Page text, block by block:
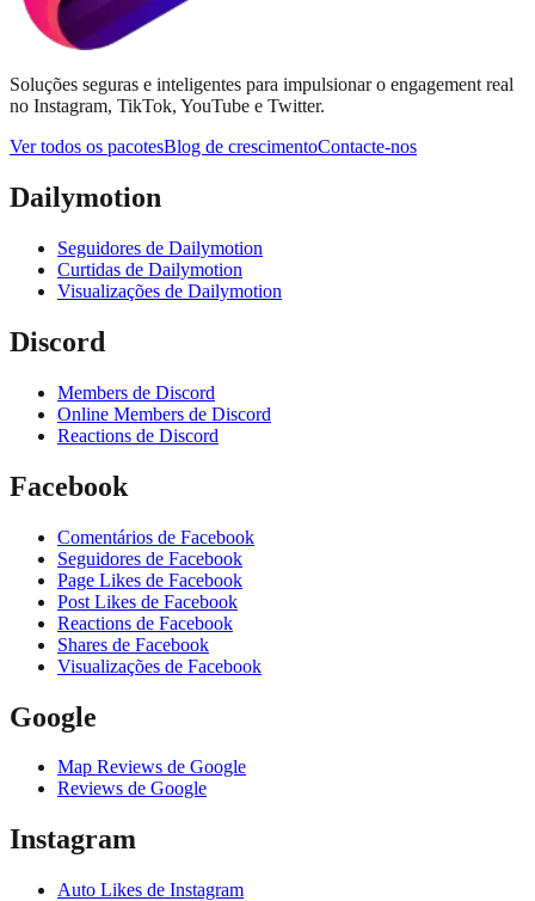
Soluções seguras e inteligentes para impulsionar o engagement real
no Instagram, TikTok, YouTube e Twitter.
Ver todos os pacotesBlog de crescimentoContacte-nos
Dailymotion
Seguidores de Dailymotion
Curtidas de Dailymotion
Visualizações de Dailymotion
Discord
Members de Discord
Online Members de Discord
Reactions de Discord
Facebook
Comentários de Facebook
Seguidores de Facebook
Page Likes de Facebook
Post Likes de Facebook
Reactions de Facebook
Shares de Facebook
Visualizações de Facebook
Google
Map Reviews de Google
Reviews de Google
Instagram
Auto Likes de Instagram